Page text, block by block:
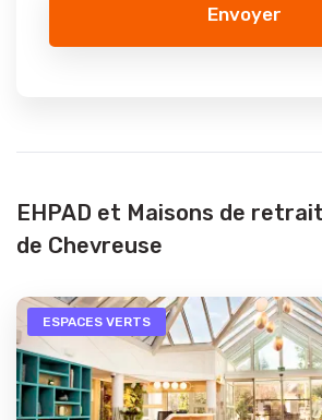
Envoyer
EHPAD et Maisons de
de Chevreuse
ESPACES VERTS